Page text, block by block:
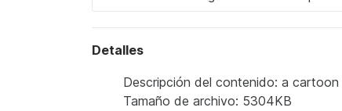
Detalles
Descripción del contenido: a
Tamaño de archivo: 5304KB